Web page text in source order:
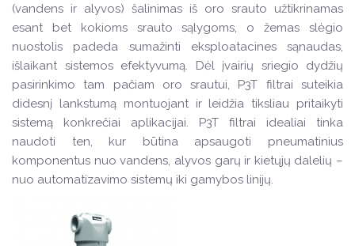
(vandens ir alyvos) šalinimas iš oro srauto užtikrinamas
esant bet kokioms srauto sąlygoms, o žemas slėgio
nuostolis padeda sumažinti eksploatacines sąnaudas,
išlaikant sistemos efektyvumą. Dėl įvairių sriegio dydžių
pasirinkimo tam pačiam oro srautui, P3T filtrai suteikia
didesnį lankstumą montuojant ir leidžia tiksliau pritaikyti
sistemą konkrečiai aplikacijai. P3T filtrai idealiai tinka
naudoti ten, kur būtina apsaugoti pneumatinius
komponentus nuo vandens, alyvos garų ir kietųjų dalelių –
nuo automatizavimo sistemų iki gamybos linijų.